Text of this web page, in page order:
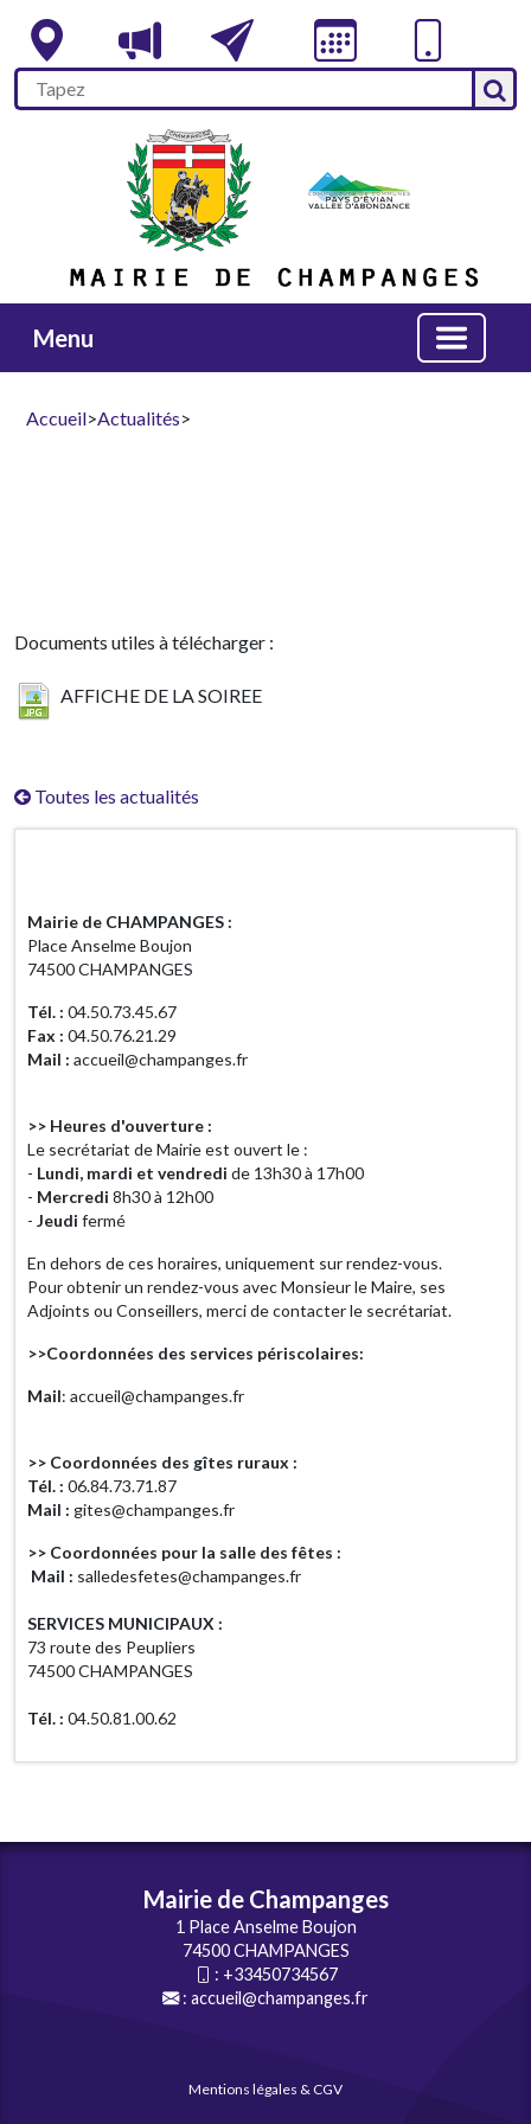
Menu
Accueil>Actualités>
Documents utiles à télécharger :
AFFICHE DE LA SOIREE
Toutes les actualités
Mairie de CHAMPANGES :
Place Anselme Boujon
74500 CHAMPANGES
Tél. : 04.50.73.45.67
Fax : 04.50.76.21.29
Mail : accueil@champanges.fr
>> Heures d'ouverture :
Le secrétariat de Mairie est ouvert le :
- Lundi, mardi et vendredi de 13h30 à 17h00
- Mercredi 8h30 à 12h00
- Jeudi fermé
En dehors de ces horaires, uniquement sur rendez-vous.
Pour obtenir un rendez-vous avec Monsieur le Maire, ses
Adjoints ou Conseillers, merci de contacter le secrétariat.
>>Coordonnées des services périscolaires:
Mail: accueil@champanges.fr
>> Coordonnées des gîtes ruraux :
Tél. : 06.84.73.71.87
Mail : gites@champanges.fr
>> Coordonnées pour la salle des fêtes :
Mail : salledesfetes@champanges.fr
SERVICES MUNICIPAUX :
73 route des Peupliers
74500 CHAMPANGES
Tél. : 04.50.81.00.62
Mairie de Champanges
1 Place Anselme Boujon
74500 CHAMPANGES
: +33450734567
: accueil@champanges.fr
Mentions légales & CGV